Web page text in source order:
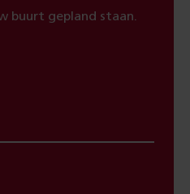
buurt gepland staan.